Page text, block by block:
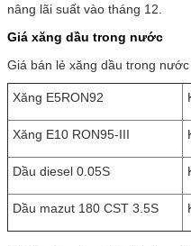
nâng lãi suất vào tháng 12.
Giá xăng dầu trong nước
Giá bán lẻ xăng dầu trong
Xăng E5RON92
Xăng E10 RON95-III
Dầu diesel 0.05S
Dầu mazut 180 CST 3.5S